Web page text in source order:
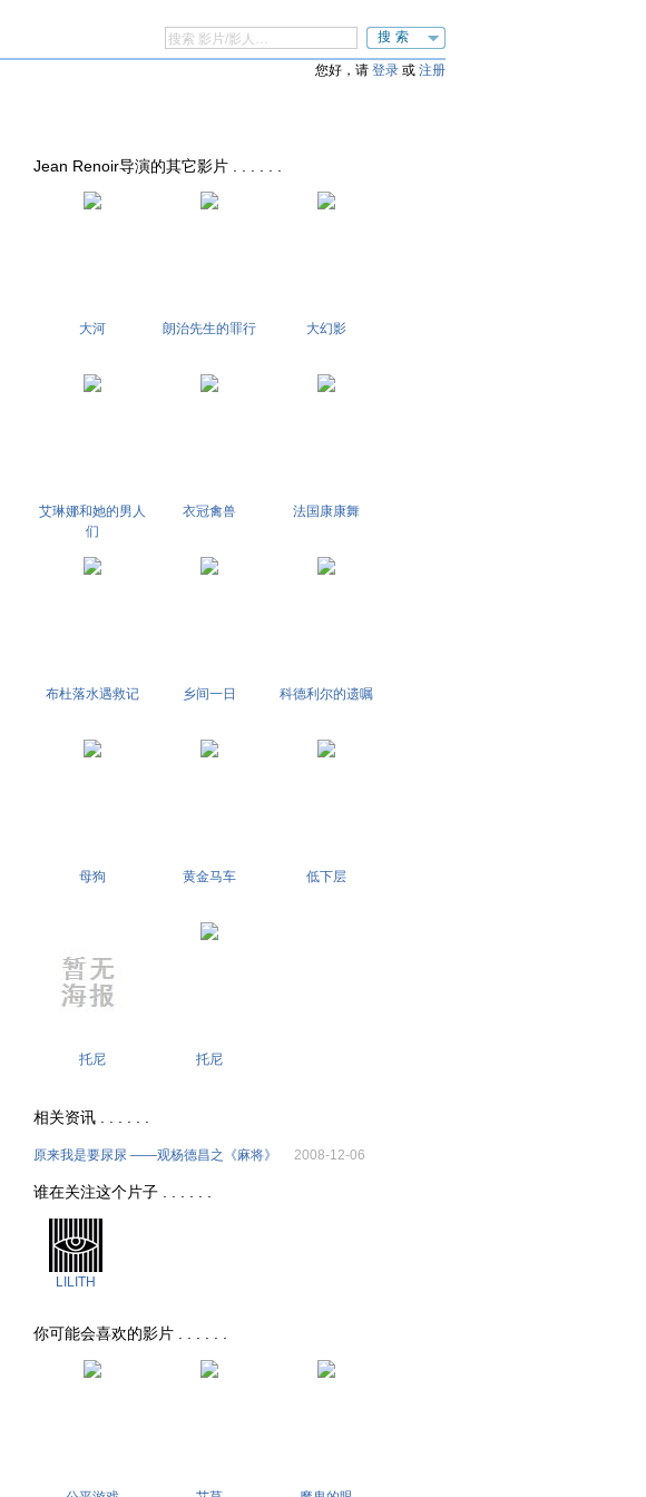
搜索
您好，请 登录 或 注册
Jean Renoir导演的其它影片 . . . . . .
大河 朗治先生的罪行 大幻影
艾琳娜和她的男人
们
衣冠禽兽 法国康康舞
布杜落水遇救记 乡间一日 科德利尔的遗嘱
母狗 黄金马车 低下层
托尼 托尼
相关资讯 . . . . . .
原来我是要尿尿 ——观杨德昌之《麻将》 2008-12-06
谁在关注这个片子 . . . . . .
LILITH
你可能会喜欢的影片 . . . . . .